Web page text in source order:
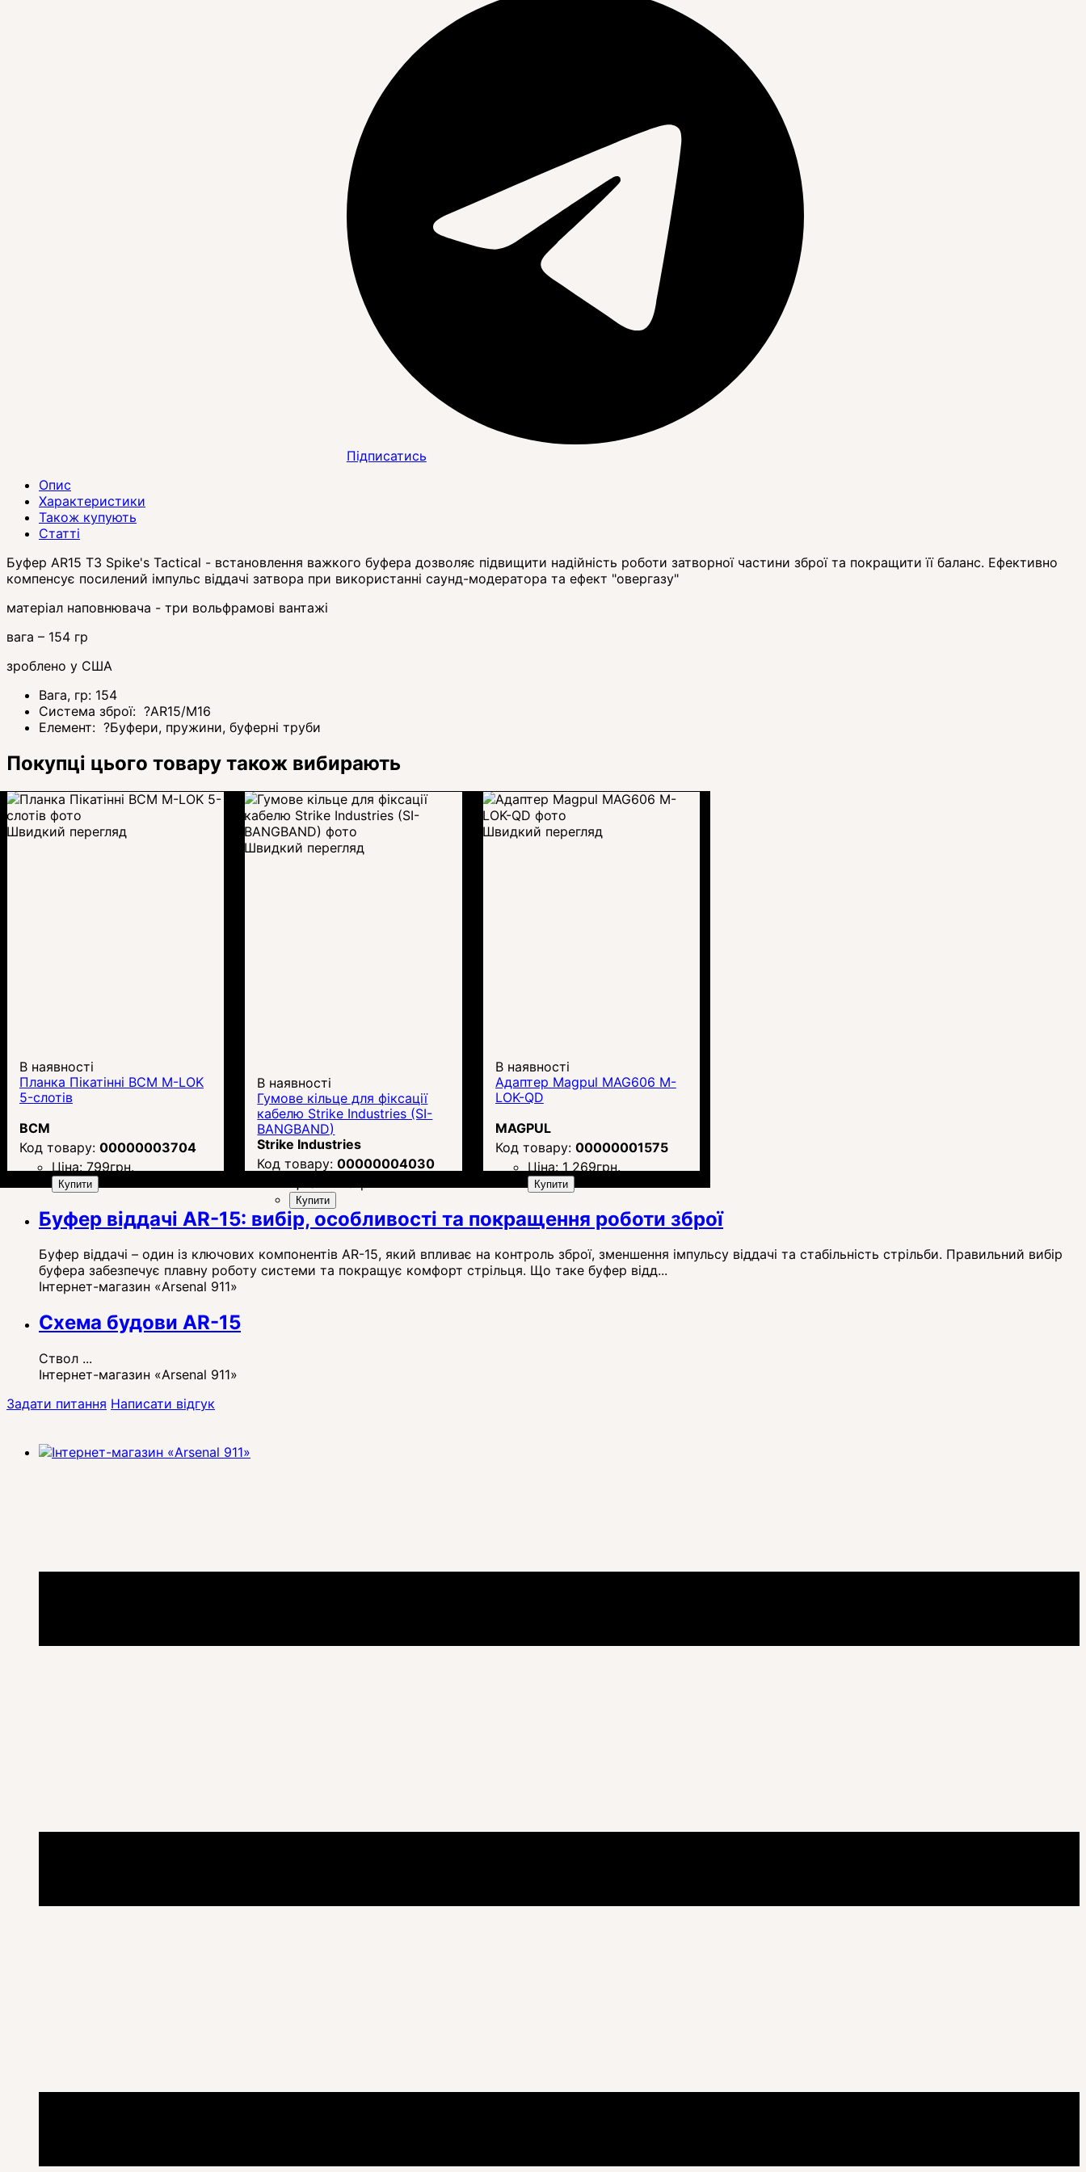
Підписатись
Опис
Характеристики
Також купують
Статті
Буфер AR15 T3 Spike's Tactical - встановлення важкого буфера дозволяє підвищити надійність роботи затворної частини зброї та покращити її баланс. Ефективно
компенсує посилений імпульс віддачі затвора при використанні саунд-модератора та ефект "овергазу"
матеріал наповнювача - три вольфрамові вантажі
вага – 154 гр
зроблено у США
Вага, гр: 154
Система зброї: ?AR15/M16
Елемент: ?Буфери, пружини, буферні труби
Покупці цього товару також вибирають
Швидкий перегляд
В наявності
Планка Пікатінні BCM M-LOK
5-слотів
BCM
00000003704
Ціна: 799грн.
Купити
Швидкий перегляд
В наявності
Гумове кільце для фіксації
кабелю Strike Industries (SI-
BANGBAND)
Strike Industries
00000004030
Купити
Швидкий перегляд
В наявності
Адаптер Magpul MAG606 M-
LOK-QD
MAGPUL
00000001575
Ціна: 1 269грн.
Купити
Буфер віддачі AR-15: вибір, особливості та покращення роботи зброї
Буфер віддачі – один із ключових компонентів AR-15, який впливає на контроль зброї, зменшення імпульсу віддачі та стабільність стрільби. Правильний вибір
буфера забезпечує плавну роботу системи та покращує комфорт стрільця. Що таке буфер відд...
Інтернет-магазин «Arsenal 911»
Схема будови AR-15
Ствол ...
Інтернет-магазин «Arsenal 911»
Задати питання Написати відгук